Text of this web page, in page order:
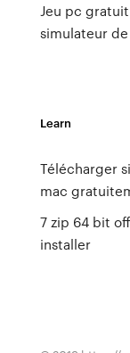
Jeu pc gratuit
simulateur
Learn
Télécharger
mac
7 zip 64 bit
installer